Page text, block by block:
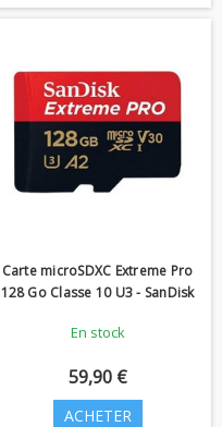
Carte microSDXC Extreme Pro
128 Go Classe 10 U3 - SanDisk
En stock
59,90 €
ACHETER